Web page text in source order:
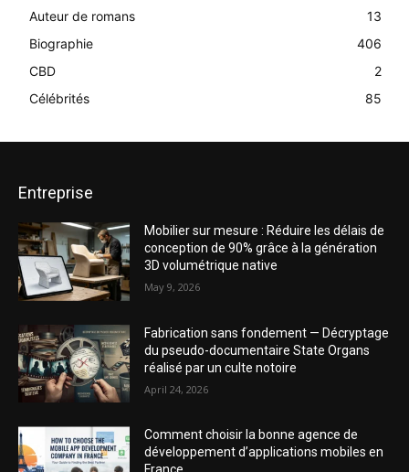
Auteur de romans
13
Biographie
406
CBD
2
Célébrités
85
Entreprise
Mobilier sur mesure : Réduire les délais de
conception de 90% grâce à la génération
3D volumétrique native
May 9, 2026
Fabrication sans fondement — Décryptage
du pseudo-documentaire State Organs
réalisé par un culte notoire
April 24, 2026
Comment choisir la bonne agence de
développement d’applications mobiles en